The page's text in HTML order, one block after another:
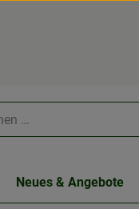
Neues & Angebote